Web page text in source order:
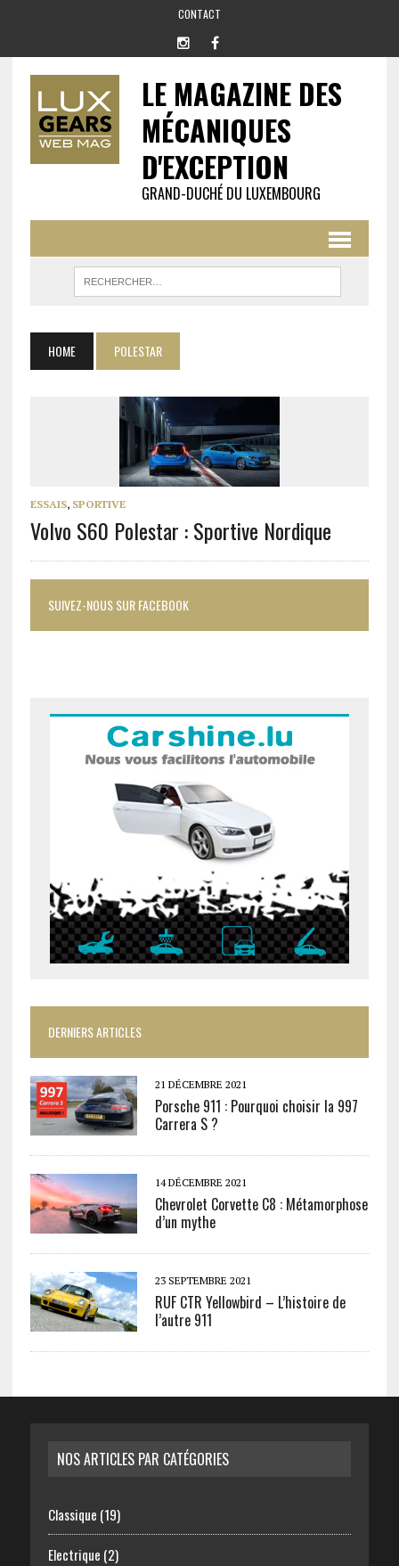
CONTACT
LE MAGAZINE DES
MÉCANIQUES
D'EXCEPTION
GRAND-DUCHÉ DU LUXEMBOURG
HOME POLESTAR
ESSAIS, SPORTIVE
Volvo S60 Polestar : Sportive Nordique
SUIVEZ-NOUS SUR FACEBOOK
DERNIERS ARTICLES
21 DÉCEMBRE 2021
Porsche 911 : Pourquoi choisir la 997
Carrera S ?
14 DÉCEMBRE 2021
Chevrolet Corvette C8 : Métamorphose
d’un mythe
23 SEPTEMBRE 2021
RUF CTR Yellowbird – L’histoire de
l’autre 911
NOS ARTICLES PAR CATÉGORIES
Classique (19)
Electrique (2)